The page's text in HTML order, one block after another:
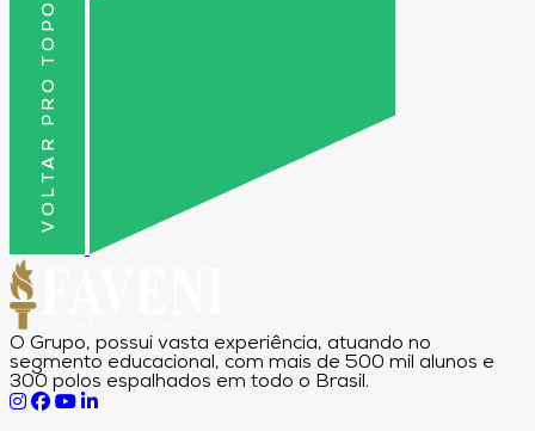
VOLTAR PRO TOPO
O Grupo, possui vasta experiência, atuando no
segmento educacional, com mais de 500 mil alunos e
300 polos espalhados em todo o Brasil.